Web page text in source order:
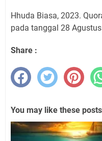
Hhuda Biasa, 2023.
pada tanggal 28
Share :
You may like these